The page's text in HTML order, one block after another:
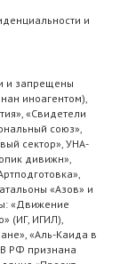
и
и запрещены
иноагентом),
«Свидетели
союз»,
сектор», УНА-
дивижн»,
«Азов» и
«Движение
(ИГ, ИГИЛ),
«Аль-Каида в
В РФ признана